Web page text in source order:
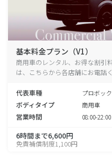
基本料金プラン（V1）
商用車のレンタル、お得な割引
は、こちらから各店舗にお電話
代表車種 プロボッ
ボディタイプ 商用車
営業時間 08:00-22:00
6時間まで6,600円
免責補償制度1,100円